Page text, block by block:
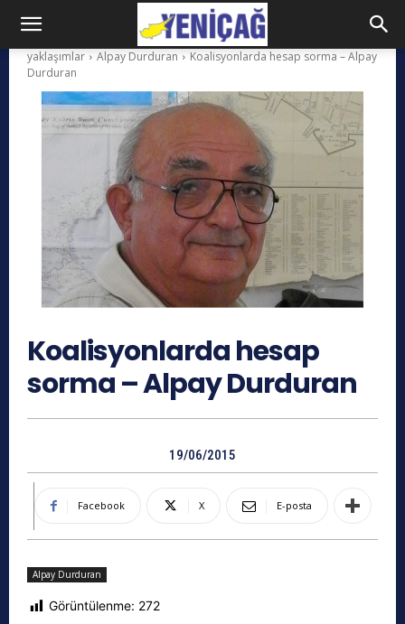
yaklaşımlar Alpay Durduran
Koalisyonlarda hesap sorma – Alpay
Durduran
Koalisyonlarda hesap
sorma – Alpay Durduran
19/06/2015
Facebook X E-posta
Alpay Durduran
Görüntülenme: 272